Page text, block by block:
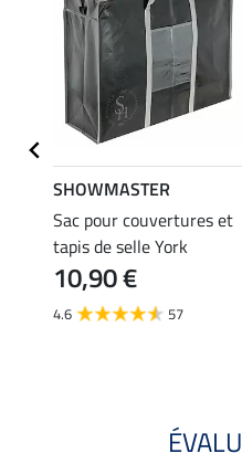
SHOWMASTER
Sac pour couvertures et
tapis de selle York
10,90 €
4.6 57